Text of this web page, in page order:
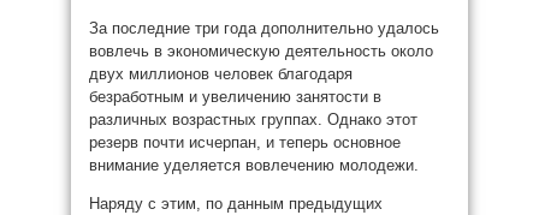
За последние три года дополнительно удалось
вовлечь в экономическую деятельность около
двух миллионов человек благодаря
безработным и увеличению занятости в
различных возрастных группах. Однако этот
резерв почти исчерпан, и теперь основное
внимание уделяется вовлечению молодежи.
Наряду с этим, по данным предыдущих